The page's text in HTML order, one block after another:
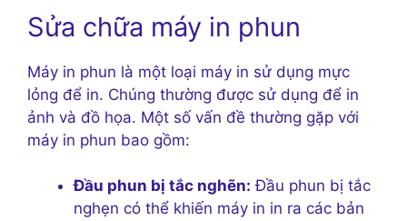
Sửa chữa máy in phun
Máy in phun là một loại máy in sử dụng mực
lỏng để in. Chúng thường được sử dụng để in
ảnh và đồ họa. Một số vấn đề thường gặp với
máy in phun bao gồm:
Đầu phun bị tắc nghẽn: Đầu phun bị tắc
nghẹn có thể khiến máy in in ra các bản